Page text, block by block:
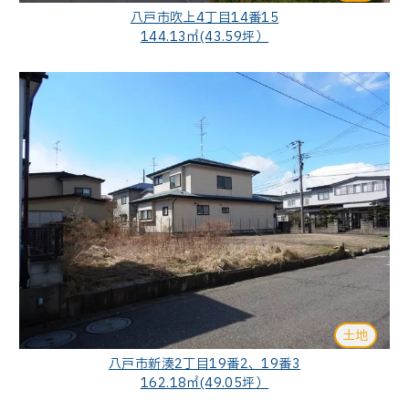
八戸市吹上4丁目14番15
144.13㎡(43.59坪）
八戸市新湊2丁目19番2、19番3
162.18㎡(49.05坪）
土地